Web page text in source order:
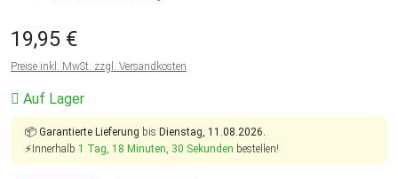
19,95 €
Preise inkl. MwSt. zzgl. Versandkosten
Auf Lager
📦 Garantierte Lieferung bis Dienstag, 11.08.2026.
⚡Innerhalb 1 Tag, 18 Minuten, 29 Sekunden bestellen!